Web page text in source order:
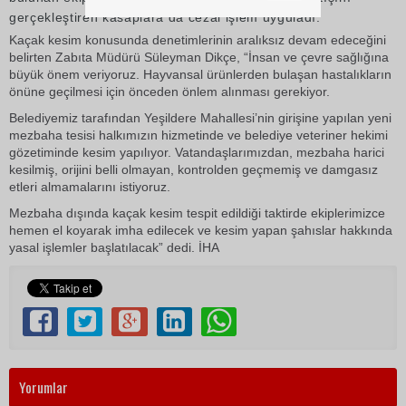
gerçekleştiren kasaplara da cezai işlem uyguladı.
Kaçak kesim konusunda denetimlerinin aralıksız devam edeceğini
belirten Zabıta Müdürü Süleyman Dikçe, “İnsan ve çevre sağlığına
büyük önem veriyoruz. Hayvansal ürünlerden bulaşan hastalıkların
önüne geçilmesi için önceden önlem alınması gerekiyor.
Belediyemiz tarafından Yeşildere Mahallesi’nin girişine yapılan yeni
mezbaha tesisi halkımızın hizmetinde ve belediye veteriner hekimi
gözetiminde kesim yapılıyor. Vatandaşlarımızdan, mezbaha harici
kesilmiş, orijini belli olmayan, kontrolden geçmemiş ve damgasız
etleri almamalarını istiyoruz.
Mezbaha dışında kaçak kesim tespit edildiği taktirde ekiplerimizce
hemen el koyarak imha edilecek ve kesim yapan şahıslar hakkında
yasal işlemler başlatılacak” dedi. İHA
Yorumlar